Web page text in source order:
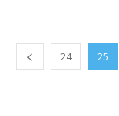
24 25